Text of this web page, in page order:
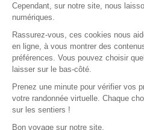
Protection
Politique de
Cependant, sur notre site, nous
numériques.
Rassurez-vous, ces cookies nous
en ligne, à vous montrer des
préférences. Vous pouvez choisir
laisser sur le bas-côté.
Prenez une minute pour vérifier vos
votre randonnée virtuelle. Chaque
sur les sentiers !
Bon voyage sur notre site,